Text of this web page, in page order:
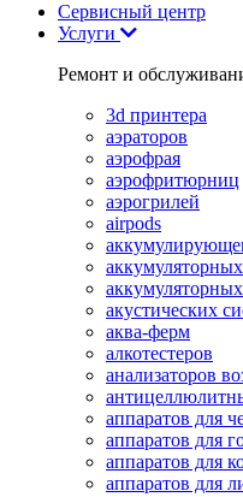
Сервисный центр
Услуги
Ремонт и
3d принтера
аэраторов
аэрофрая
аэрофритюрниц
аэрогрилей
airpods
акустических
аква-ферм
алкотестеров
анализаторов
аппаратов для
аппаратов для
аппаратов для
аппаратов для